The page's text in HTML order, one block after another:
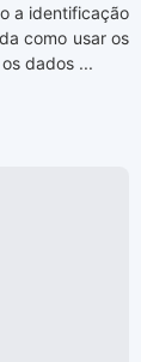
a identificação
como usar os
dados ...